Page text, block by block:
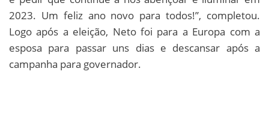
2023. Um feliz ano novo para todos!”, completou.
Logo após a eleição, Neto foi para a Europa com a
esposa para passar uns dias e descansar após a
campanha para governador.